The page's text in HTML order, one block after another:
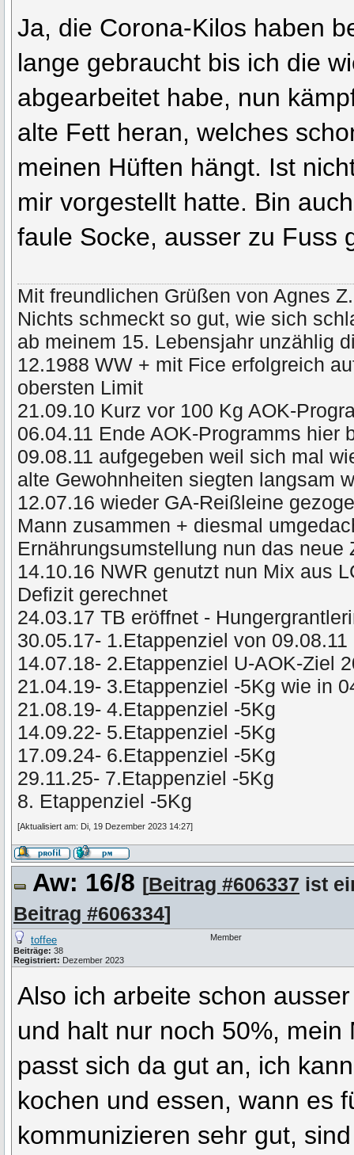
Ja, die Corona-Kilos haben
lange gebraucht bis ich die
abgearbeitet habe, nun
alte Fett heran, welches
meinen Hüften hängt. Ist
mir vorgestellt hatte. Bin
faule Socke, ausser zu Fuss
Mit freundlichen Grüßen von Agnes Z.
Nichts schmeckt so gut, wie sich
ab meinem 15. Lebensjahr unzählig
12.1988 WW + mit Fice erfolgreich
obersten Limit
21.09.10 Kurz vor 100 Kg AOK-
06.04.11 Ende AOK-Programms hier
09.08.11 aufgegeben weil sich mal
alte Gewohnheiten siegten langsam
12.07.16 wieder GA-Reißleine
Mann zusammen + diesmal
Ernährungsumstellung nun das neue
14.10.16 NWR genutzt nun Mix aus
Defizit gerechnet
24.03.17 TB eröffnet -
30.05.17- 1.Etappenziel von 09.08.11
14.07.18- 2.Etappenziel U-AOK-Ziel
21.04.19- 3.Etappenziel -5Kg wie in
21.08.19- 4.Etappenziel -5Kg
14.09.22- 5.Etappenziel -5Kg
17.09.24- 6.Etappenziel -5Kg
29.11.25- 7.Etappenziel -5Kg
8. Etappenziel -5Kg
[Aktualisiert am: Di, 19 Dezember 2023 14:27]
Aw: 16/8 [Beitrag #606337 ist
Beitrag #606334]
toffee
Beiträge: 38
Registriert: Dezember 2023
Member
Also ich arbeite schon
und halt nur noch 50%, mein
passt sich da gut an, ich
kochen und essen, wann es
kommunizieren sehr gut,